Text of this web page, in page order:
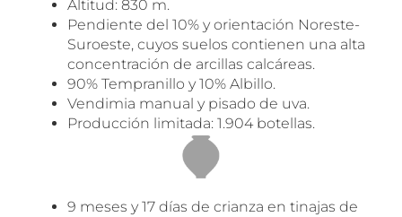
Altitud: 830 m.
Pendiente del 10% y orientación Noreste-
Suroeste, cuyos suelos contienen una alta
concentración de arcillas calcáreas.
90% Tempranillo y 10% Albillo.
Vendimia manual y pisado de uva.
Producción limitada: 1.904 botellas.
9 meses y 17 días de crianza en tinajas de